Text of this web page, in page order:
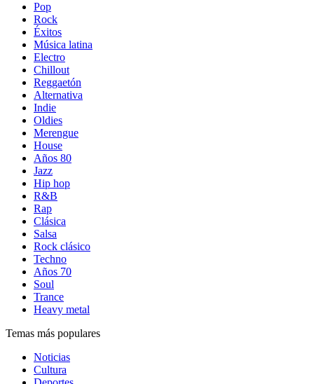
Pop
Rock
Éxitos
Música latina
Electro
Chillout
Reggaetón
Alternativa
Indie
Oldies
Merengue
House
Años 80
Jazz
Hip hop
R&B
Rap
Clásica
Salsa
Rock clásico
Techno
Años 70
Soul
Trance
Heavy metal
Temas más populares
Noticias
Cultura